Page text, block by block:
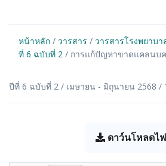
หน้าหลัก / วารสาร / วารสารโรงพยาบ
ที่ 6 ฉบับที่ 2 / การแก้ปัญหาขาดแคลนบ
ปีที่ 6 ฉบับที่ 2 / เมษายน - มิถุนายน 2568 /
ดาว์นโหลดไ